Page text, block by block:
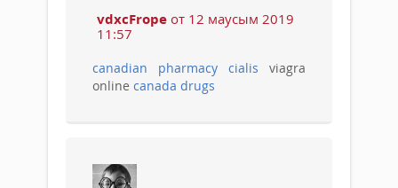
vdxcFrope от 12 маусым 2019
11:57
canadian pharmacy cialis viagra
online canada drugs